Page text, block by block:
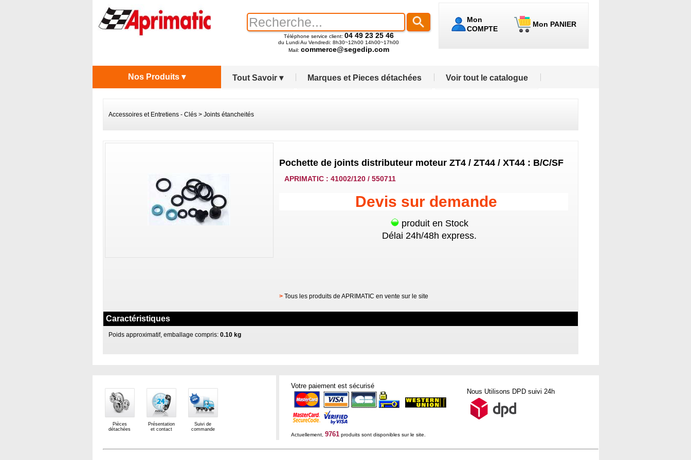
Mon
COMPTE
Mon PANIER
Téléphone service client: 04 49 23 25 46
du Lundi Au Vendredi: 8h30~12h00 14h00~17h00
Mail: commerce@segedip.com
Tout Savoir ▾ Marques et Pieces détachées Voir tout le catalogue
Nos Produits ▾
Accessoires et Entretiens - Clés> Joints étancheités
Pochette de joints distributeur moteur ZT4 / ZT44 / XT44 : B/C/SF
APRIMATIC : 41002/120 / 550711
Devis sur demande
produit en Stock
Délai 24h/48h express.
> Tous les produits de APRIMATIC en vente sur le site
Caractéristiques
Poids approximatif, emballage compris:0.10 kg
Pièces
détachées
Présentation
et contact
Suivi de
commande
Votre paiement est sécurisé
Nous Utilisons DPD suivi 24h
Actuellement, 9761produits sont disponibles sur le site.